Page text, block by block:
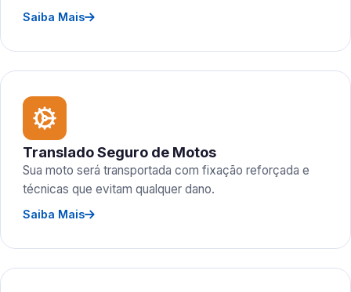
Saiba Mais
Translado Seguro de Motos
Sua moto será transportada com fixação reforçada e
técnicas que evitam qualquer dano.
Saiba Mais